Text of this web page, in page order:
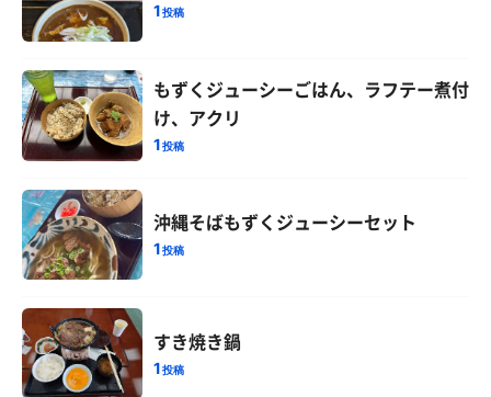
1投稿
もずくジューシーごはん、ラフテー煮付
け、アクリ
1投稿
沖縄そばもずくジューシーセット
1投稿
すき焼き鍋
1投稿